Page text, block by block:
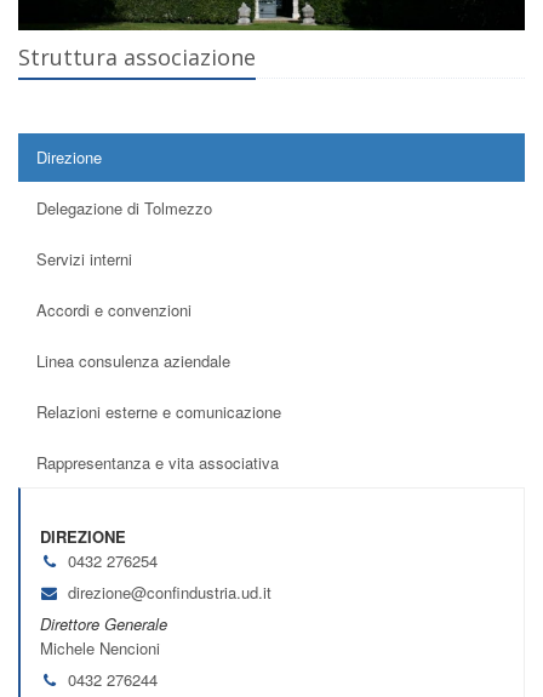
Struttura associazione
Direzione
Delegazione di Tolmezzo
Servizi interni
Accordi e convenzioni
Linea consulenza aziendale
Relazioni esterne e comunicazione
Rappresentanza e vita associativa
DIREZIONE
0432 276254
direzione@confindustria.ud.it
Direttore Generale
Michele Nencioni
0432 276244